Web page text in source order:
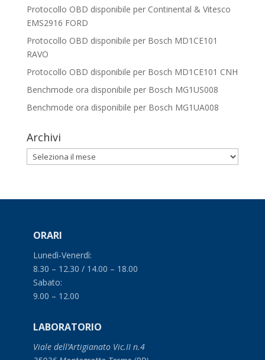
Protocollo OBD disponibile per Continental & Vitesco
EMS2916 FORD
Protocollo OBD disponibile per Bosch MD1CE101
RAVO
Protocollo OBD disponibile per Bosch MD1CE101 CNH
Benchmode ora disponibile per Bosch MG1US008
Benchmode ora disponibile per Bosch MG1UA008
Archivi
Archivi
ORARI
Lunedì-Venerdì:
8.30 – 12.30 / 14.00 – 18.00
Sabato:
9.00 – 12.00
LABORATORIO
Viale dell’Artigianato Vic.II n.4